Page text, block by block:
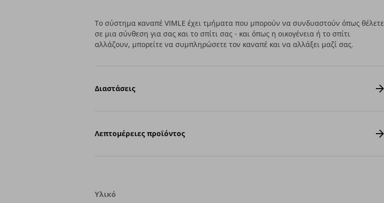
Το σύστημα καναπέ VIMLE έχει τμήματα που μπορούν να συνδυαστούν όπως θέλετε
σε μια σύνθεση για σας και το σπίτι σας - και όπως η οικογένεια ή το σπίτι
αλλάζουν, μπορείτε να συμπληρώσετε τον καναπέ και να αλλάξει μαζί σας.
Διαστάσεις
Λεπτομέρειες προϊόντος
Υλικό